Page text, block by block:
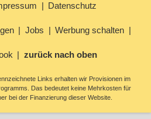
Datenschutz
Jobs Werbung schalten
zurück nach oben
Links erhalten wir Provisionen im
Das bedeutet keine Mehrkosten für
bei der Finanzierung dieser Website.